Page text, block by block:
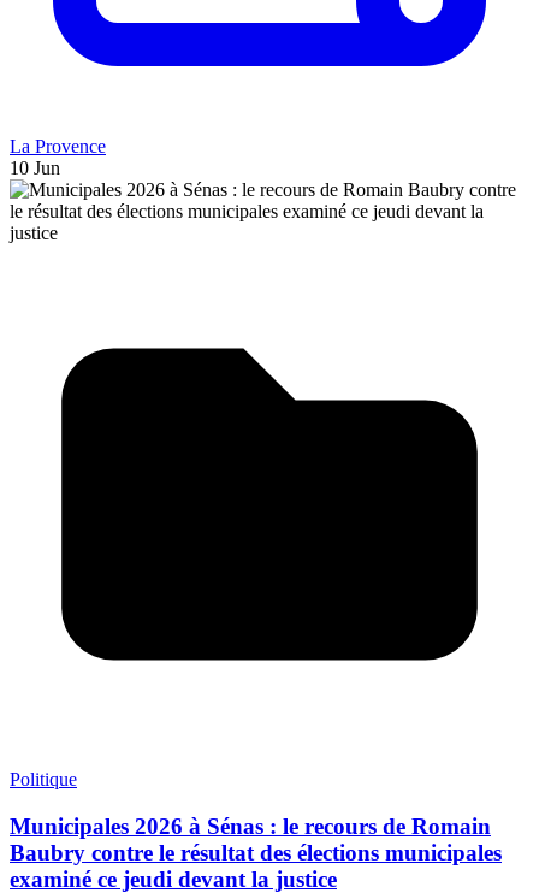
La Provence
10 Jun
Politique
Municipales 2026 à Sénas : le recours de Romain
Baubry contre le résultat des élections municipales
examiné ce jeudi devant la justice